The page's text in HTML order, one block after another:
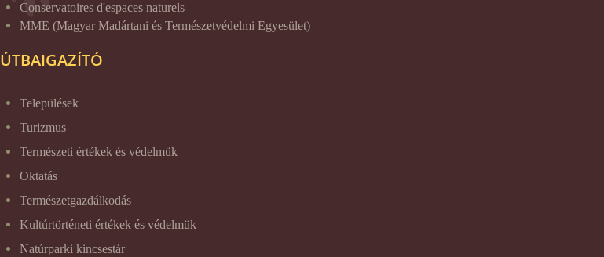
Conservatoires d'espaces naturels
MME (Magyar Madártani és Természetvédelmi Egyesület)
ÚTBAIGAZÍTÓ
Települések
Turizmus
Természeti értékek és védelmük
Oktatás
Természetgazdálkodás
Kultúrtörténeti értékek és védelmük
Natúrparki kincsestár